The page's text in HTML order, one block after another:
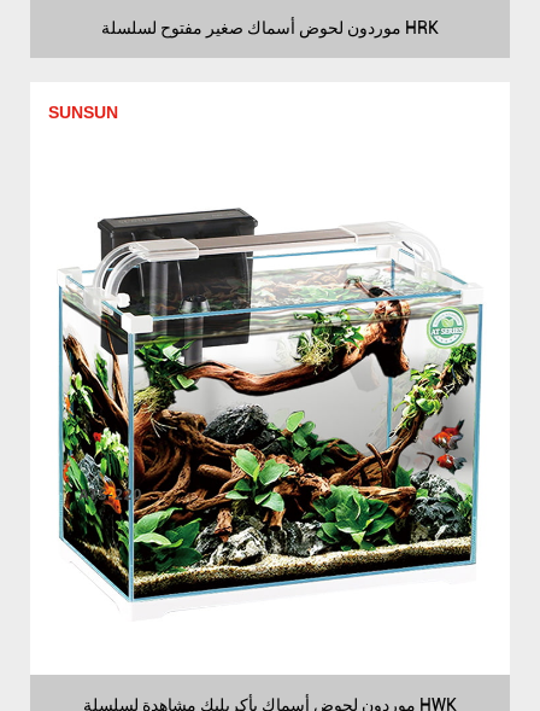
موردون لحوض أسماك صغير مفتوح لسلسلة HRK
SUNSUN
موردون لحوض أسماك بأكريليك مشاهدة لسلسلة HWK